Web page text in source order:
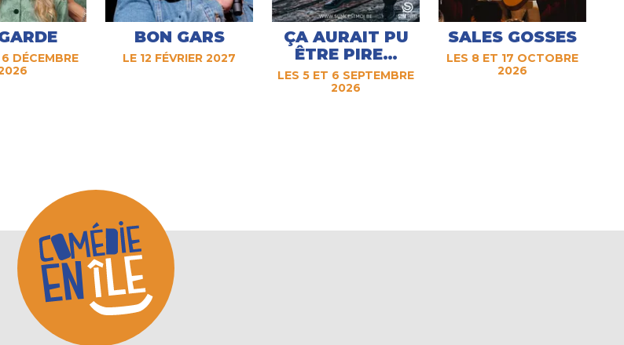
DÉCEMBRE
BON GARS
LE 12 FÉVRIER 2027
ÇA AURAIT PU
ÊTRE PIRE…
LES 5 ET 6 SEPTEMBRE
2026
SALES GOSSES
LES 8 ET 17 OCTOBRE
2026